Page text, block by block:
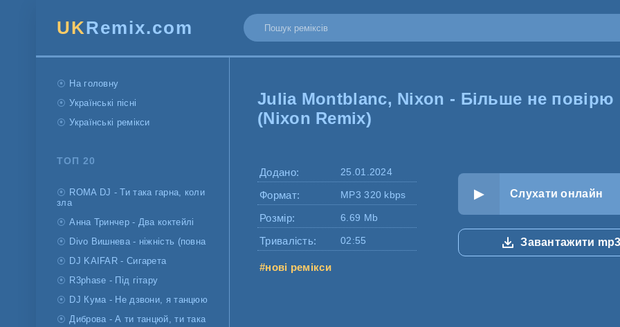
UKRemix.com
На головну
Українські пісні
Українські ремікси
ТОП 20
ROMA DJ - Ти така гарна, коли
зла
Анна Тринчер - Два коктейлі
Divo Вишнева - ніжність (повна
DJ KAIFAR - Сигарета
R3phase - Під гітару
DJ Кума - Не дзвони, я танцюю
Диброва - А ти танцюй, ти така
Julia Montblanc, Nixon - Більше не повірю
(Nixon Remix)
Додано: 25.01.2024
Формат: MP3 320 kbps
Розмір: 6.69 Mb
Тривалість: 02:55
#нові ремікси
Слухати онлайн
Завантажити